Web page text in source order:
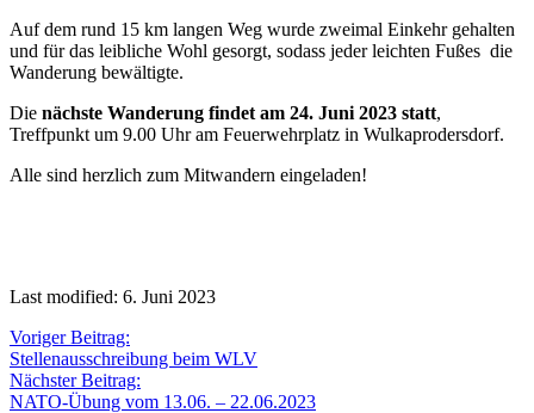
Auf dem rund 15 km langen Weg wurde zweimal Einkehr gehalten
und für das leibliche Wohl gesorgt, sodass jeder leichten Fußes die
Wanderung bewältigte.
Die nächste Wanderung findet am 24. Juni 2023 statt,
Treffpunkt um 9.00 Uhr am Feuerwehrplatz in Wulkaprodersdorf.
Alle sind herzlich zum Mitwandern eingeladen!
Last modified: 6. Juni 2023
Voriger Beitrag:
Stellenausschreibung beim WLV
Nächster Beitrag:
NATO-Übung vom 13.06. – 22.06.2023